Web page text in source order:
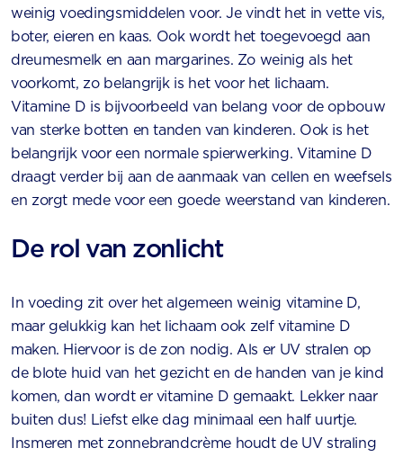
weinig voedingsmiddelen voor. Je vindt het in vette vis,
boter, eieren en kaas. Ook wordt het toegevoegd aan
dreumesmelk en aan margarines. Zo weinig als het
voorkomt, zo belangrijk is het voor het lichaam.
Vitamine D is bijvoorbeeld van belang voor de opbouw
van sterke botten en tanden van kinderen. Ook is het
belangrijk voor een normale spierwerking. Vitamine D
draagt verder bij aan de aanmaak van cellen en weefsels
en zorgt mede voor een goede weerstand van kinderen.
De rol van zonlicht
In voeding zit over het algemeen weinig vitamine D,
maar gelukkig kan het lichaam ook zelf vitamine D
maken. Hiervoor is de zon nodig. Als er UV stralen op
de blote huid van het gezicht en de handen van je kind
komen, dan wordt er vitamine D gemaakt. Lekker naar
buiten dus! Liefst elke dag minimaal een half uurtje.
Insmeren met zonnebrandcrème houdt de UV straling